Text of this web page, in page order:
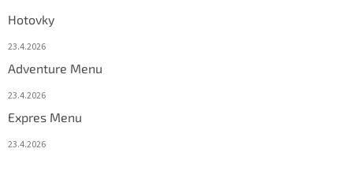
Hotovky
23.4.2026
Adventure Menu
23.4.2026
Expres Menu
23.4.2026